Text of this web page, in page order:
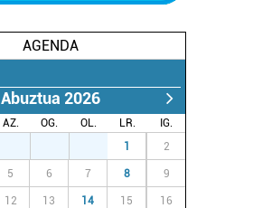
AGENDA
Abuztua 2026
AZ. OG. OL. LR.
IG.
1 2
5 6 7 8 9
12 13 14 15 16